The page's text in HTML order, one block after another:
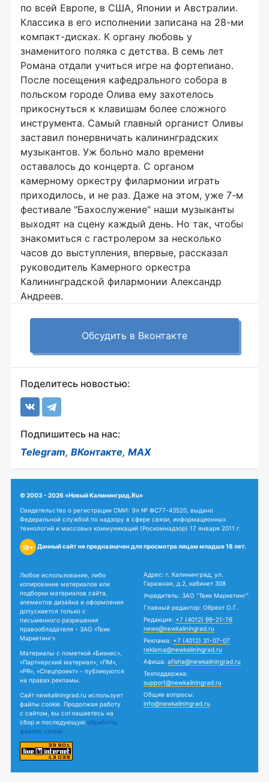
по всей Европе, в США, Японии и Австралии.
Классика в его исполнении записана на 28-ми
компакт-дисках. К органу любовь у
знаменитого поляка с детства. В семь лет
Романа отдали учиться игре на фортепиано.
После посещения кафедрального собора в
польском городе Олива ему захотелось
прикоснуться к клавишам более сложного
инструмента. Самый главный органист Оливы
заставил понервничать калининградских
музыкантов. Уж больно мало времени
оставалось до концерта. С органом
камерному оркестру филармонии играть
приходилось, и не раз. Даже на этом, уже 7-м
фестивале "Бахослужение" наши музыканты
выходят на сцену каждый день. Но так, чтобы
знакомиться с гастролером за несколько
часов до выступления, впервые, рассказал
руководитель Камерного оркестра
Калининградской филармонии Александр
Андреев.
Обсудить в Вконтакте
Поделитесь новостью:
Подпишитесь на нас:
Telegram, ВКонтакте, MAX
© 2003 - 2026 «Новый Калининград.Ru»
Свидетельство о регистрации СМИ: Эл № ФС77-43520, выдано
Федеральной службой по надзору в сфере связи, информационных
технологий и массовых коммуникаций (Роскомнадзор) 17 января 2011 г.
18+ Данный сайт не предназначен для просмотра лицам младше 18 лет.
Любое использование, либо
копирование материалов или
подборки материалов сайта,
элементов дизайна и оформления
допускается только с
письменного разрешения
правообладателя - ЗАО «Твик
Маркетинг».
Материалы с пометкой «Бизнес»,
«Партнерский материал», «ПМ»,
«PR», «Спецпроект» - публикуются
на правах рекламы.
Сайт newkaliningrad.ru использует
файлы cookie. Продолжая работу
с сайтом, вы соглашаетесь на
сбор и последующую обработку
файлов cookie.
Адрес: г. Калининград, ул.
Гаражная, д.2, кабинет 308
Учредитель: ЗАО "Твик Маркетинг"
Главный редактор: Обрехт О.Г.
Редакция: +7 (4012) 99-21-76
news@newkaliningrad.ru
Реклама: +7 (4012) 31-07-07
reklama@newkaliningrad.ru
Афиша: afisha@newkaliningrad.ru
Техподдержка:
support@newkaliningrad.ru
Общие вопросы:
info@newkaliningrad.ru